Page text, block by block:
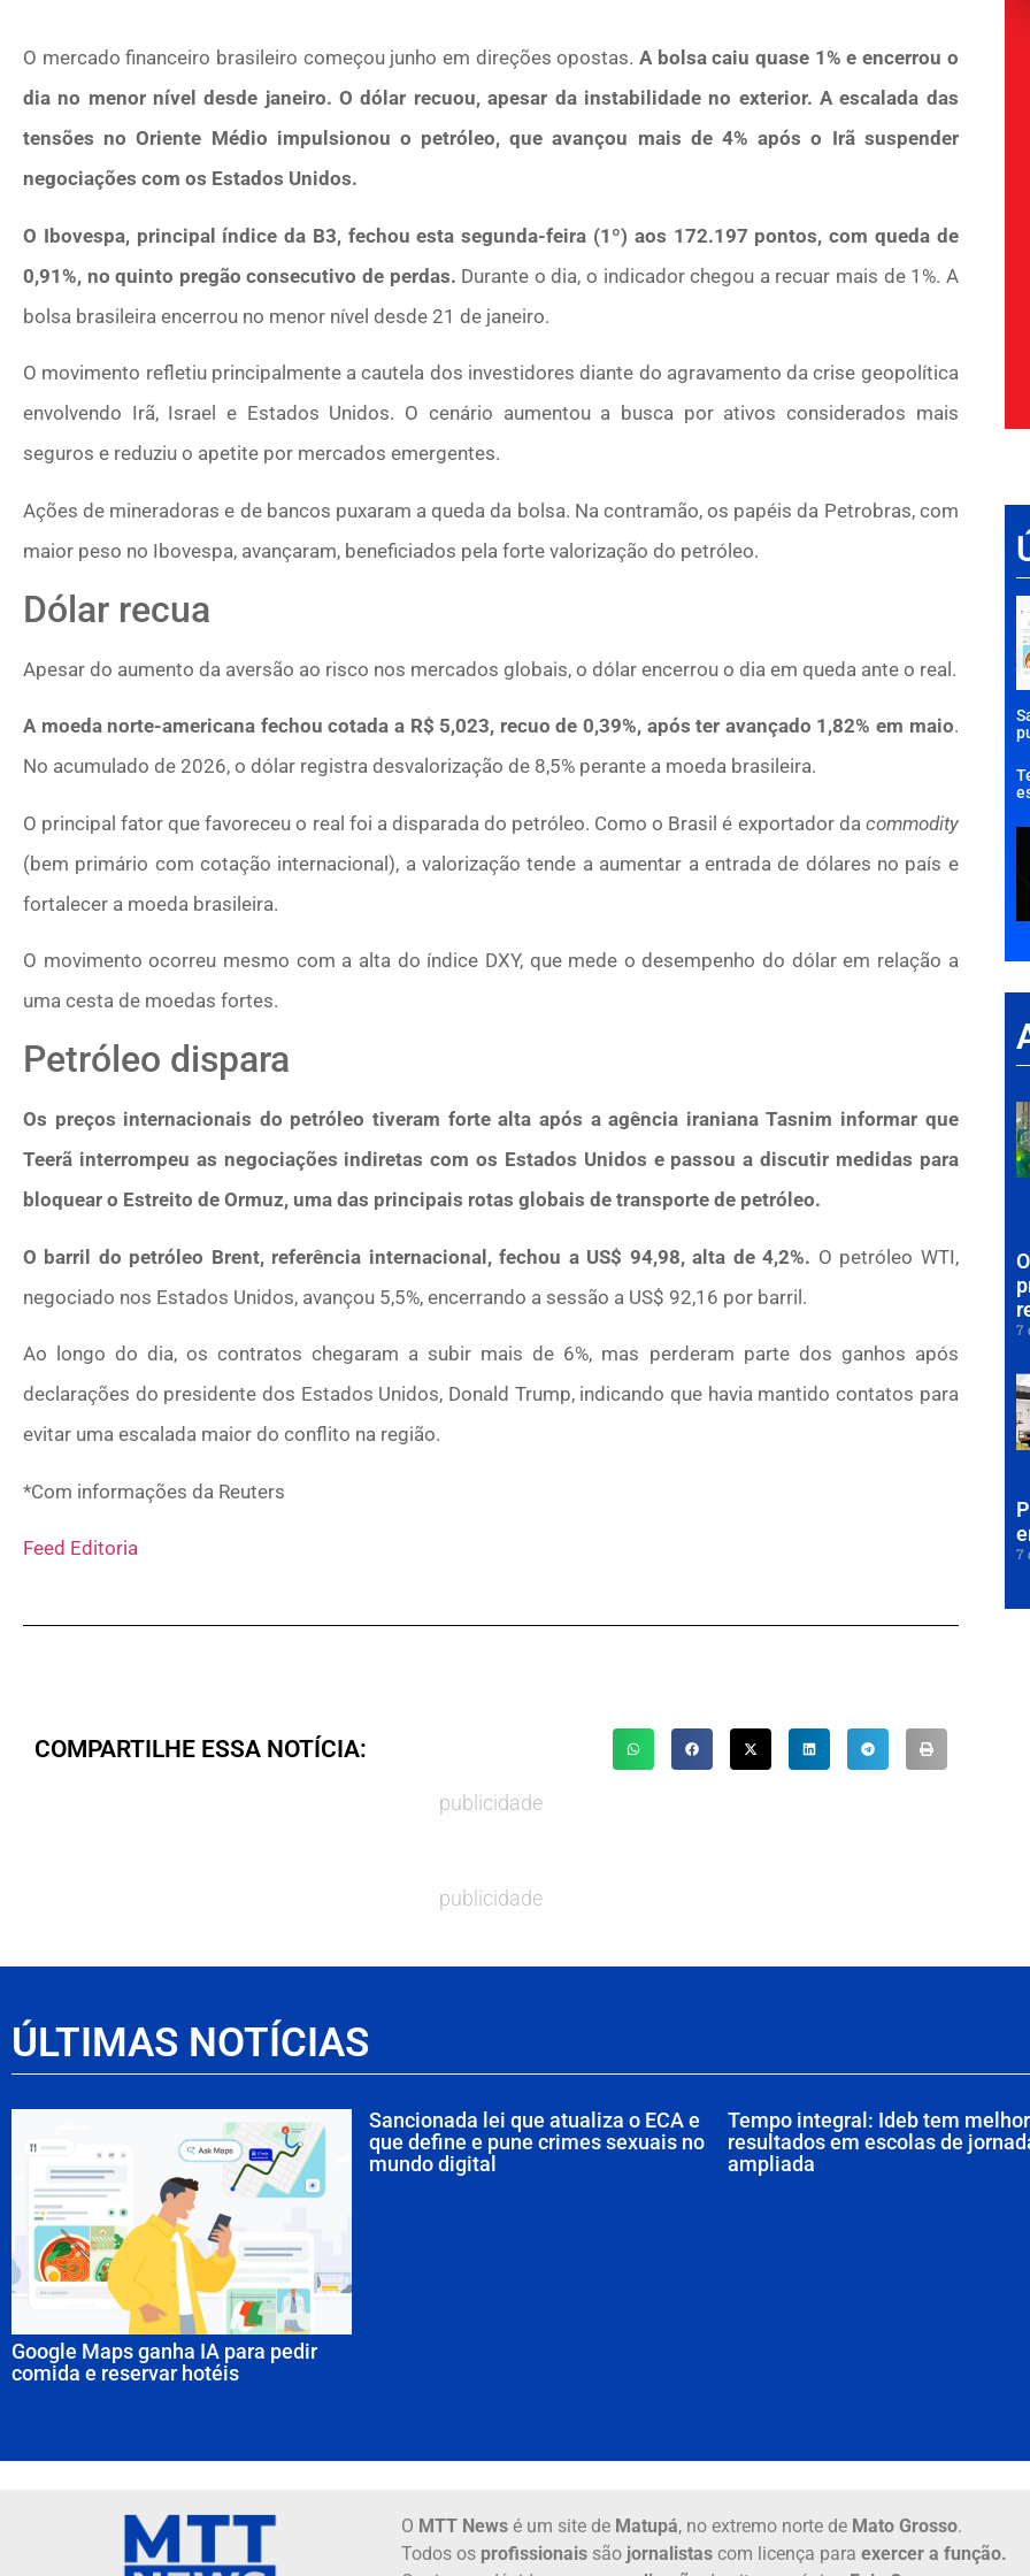
O mercado financeiro brasileiro começou junho em direções opostas. A bolsa caiu quase 1% e encerrou o
dia no menor nível desde janeiro. O dólar recuou, apesar da instabilidade no exterior. A escalada das
tensões no Oriente Médio impulsionou o petróleo, que avançou mais de 4% após o Irã suspender
negociações com os Estados Unidos.
O Ibovespa, principal índice da B3, fechou esta segunda-feira (1º) aos 172.197 pontos, com queda de
0,91%, no quinto pregão consecutivo de perdas. Durante o dia, o indicador chegou a recuar mais de 1%. A
bolsa brasileira encerrou no menor nível desde 21 de janeiro.
O movimento refletiu principalmente a cautela dos investidores diante do agravamento da crise geopolítica
envolvendo Irã, Israel e Estados Unidos. O cenário aumentou a busca por ativos considerados mais
seguros e reduziu o apetite por mercados emergentes.
Ações de mineradoras e de bancos puxaram a queda da bolsa. Na contramão, os papéis da Petrobras, com
maior peso no Ibovespa, avançaram, beneficiados pela forte valorização do petróleo.
Dólar recua
Apesar do aumento da aversão ao risco nos mercados globais, o dólar encerrou o dia em queda ante o real.
A moeda norte-americana fechou cotada a R$ 5,023, recuo de 0,39%, após ter avançado 1,82% em maio.
No acumulado de 2026, o dólar registra desvalorização de 8,5% perante a moeda brasileira.
O principal fator que favoreceu o real foi a disparada do petróleo. Como o Brasil é exportador da commodity
(bem primário com cotação internacional), a valorização tende a aumentar a entrada de dólares no país e
fortalecer a moeda brasileira.
O movimento ocorreu mesmo com a alta do índice DXY, que mede o desempenho do dólar em relação a
uma cesta de moedas fortes.
Petróleo dispara
Os preços internacionais do petróleo tiveram forte alta após a agência iraniana Tasnim informar que
Teerã interrompeu as negociações indiretas com os Estados Unidos e passou a discutir medidas para
bloquear o Estreito de Ormuz, uma das principais rotas globais de transporte de petróleo.
O barril do petróleo Brent, referência internacional, fechou a US$ 94,98, alta de 4,2%. O petróleo WTI,
negociado nos Estados Unidos, avançou 5,5%, encerrando a sessão a US$ 92,16 por barril.
Ao longo do dia, os contratos chegaram a subir mais de 6%, mas perderam parte dos ganhos após
declarações do presidente dos Estados Unidos, Donald Trump, indicando que havia mantido contatos para
evitar uma escalada maior do conflito na região.
*Com informações da Reuters
Feed Editoria
COMPARTILHE ESSA NOTÍCIA:
publicidade
publicidade
7
7
ÚLTIMAS NOTÍCIAS
Google Maps ganha IA para pedir
comida e reservar hotéis
Sancionada lei que atualiza o ECA e
que define e pune crimes sexuais no
mundo digital
Tempo integral: Ideb tem
resultados em escolas de
ampliada
O MTT Newsé um site de Matupá, no extremo norte de Mato Grosso.
Todos os profissionaissão jornalistascom licença para exercer a função.